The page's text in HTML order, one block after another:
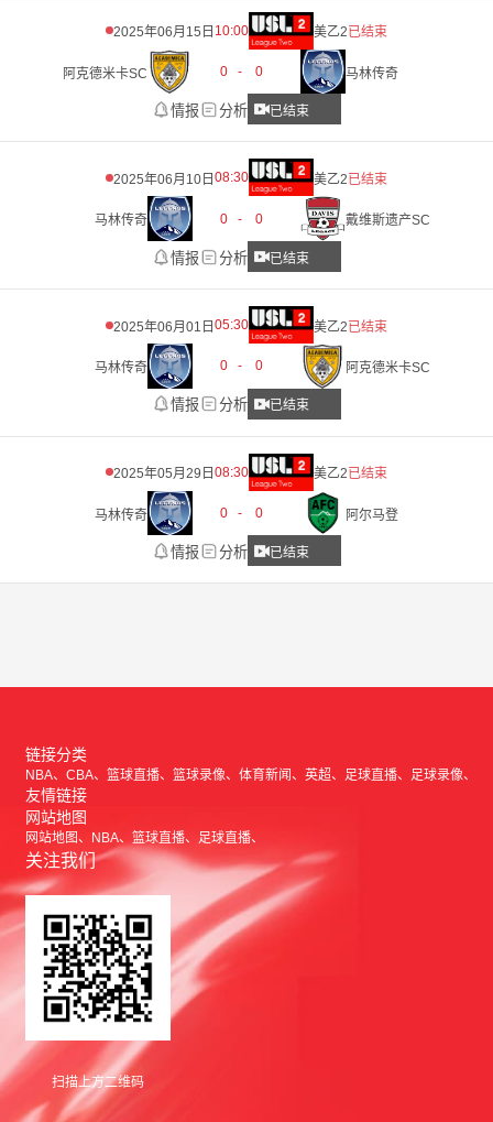
2025年06月15日 10:00 美乙2已结束
阿克德米卡SC 0 - 0 马林传奇
情报 分析 已结束
2025年06月10日08:30 美乙2已结束
马林传奇 0 - 0 戴维斯遗产SC
情报 分析 已结束
2025年06月01日05:30 美乙2已结束
马林传奇 0 - 0 阿克德米卡SC
情报 分析 已结束
2025年05月29日08:30 美乙2已结束
马林传奇 0 - 0 阿尔马登
情报 分析 已结束
链接分类
NBA CBA 篮球直播 篮球录像 体育新闻 英超 足球直播 足球录像
友情链接
网站地图
网站地图 NBA 篮球直播 足球直播
关注我们
扫描上方二维码